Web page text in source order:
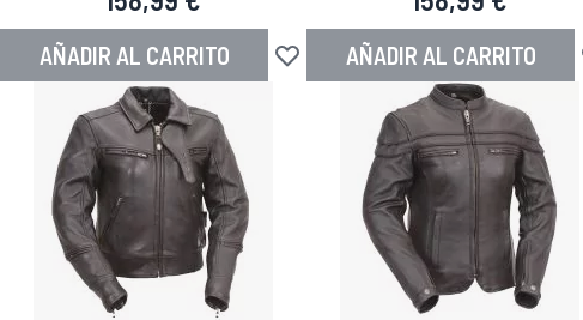
AÑADIR AL CARRITO Añadir a la Lista de Deseos
AÑADIR AL CARRITO